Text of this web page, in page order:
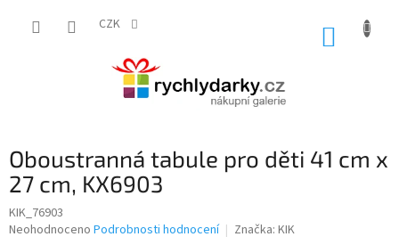
CZK
Oboustranná tabule pro děti 41 cm x
27 cm, KX6903
KIK_76903
Průměrné
Neohodnoceno Podrobnosti hodnocení Značka: KIK